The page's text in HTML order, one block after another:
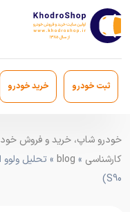
ثبت خودرو خرید خودرو
کارشناسی »
blog
S90)